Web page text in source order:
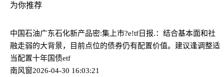
为你推荐
中国石油广东石化新产品密:集上市?e!tf日报.：结合基本面和社
融走弱的大背景，目前点位的债券仍有配置价值。建议逢调整适
当配置十年国债etf
南风窗2026-04-30 16:03:21